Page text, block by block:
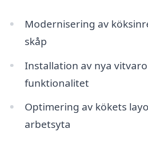
Modernisering av
skåp
Installation av nya
funktionalitet
Optimering av kökets
arbetsyta